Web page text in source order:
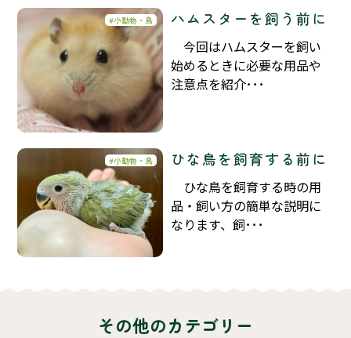
小動物・鳥 ハムスターを飼う前に
今回はハムスターを飼い
始めるときに必要な用品や
注意点を紹介･･･
小動物・鳥 ひな鳥を飼育する前に
ひな鳥を飼育する時の用
品・飼い方の簡単な説明に
なります、飼･･･
その他のカテゴリー